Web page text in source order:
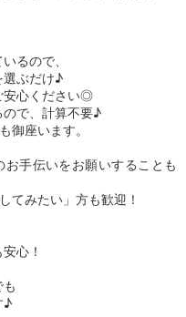
るので、
選ぶだけ♪
安心ください◎
ので、計算不要♪
御座います。
手伝いをお願いすることも
てみたい」方も歓迎！
心！
♪